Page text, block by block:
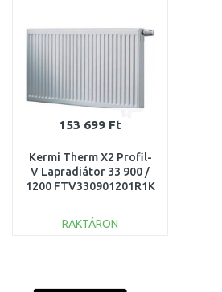
153 699 Ft
Kermi Therm X2 Profil-
V Lapradiátor 33 900 /
1200 FTV330901201R1K
RAKTÁRON